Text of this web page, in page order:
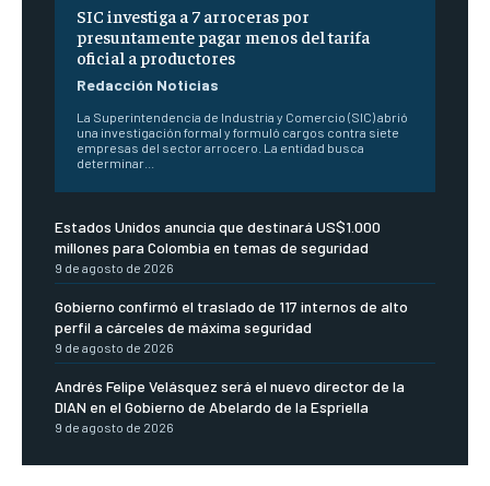
SIC investiga a 7 arroceras por
presuntamente pagar menos del tarifa
oficial a productores
Redacción Noticias
La Superintendencia de Industria y Comercio (SIC) abrió
una investigación formal y formuló cargos contra siete
empresas del sector arrocero. La entidad busca
determinar...
Estados Unidos anuncia que destinará US$1.000
millones para Colombia en temas de seguridad
9 de agosto de 2026
Gobierno confirmó el traslado de 117 internos de alto
perfil a cárceles de máxima seguridad
9 de agosto de 2026
Andrés Felipe Velásquez será el nuevo director de la
DIAN en el Gobierno de Abelardo de la Espriella
9 de agosto de 2026